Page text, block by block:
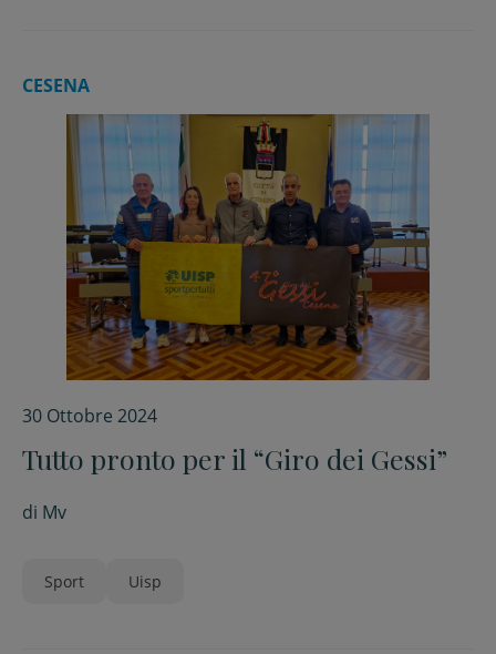
CESENA
30 Ottobre 2024
Tutto pronto per il “Giro dei Gessi”
di Mv
Sport Uisp